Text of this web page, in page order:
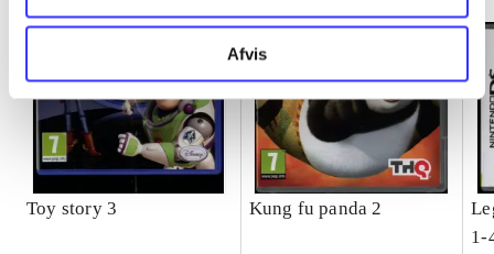
Afvis
Toy story 3 Kung fu panda 2
1-